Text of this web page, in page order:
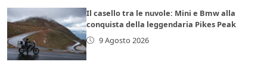
Il casello tra le nuvole: Mini e Bmw alla
conquista della leggendaria Pikes Peak
9 Agosto 2026